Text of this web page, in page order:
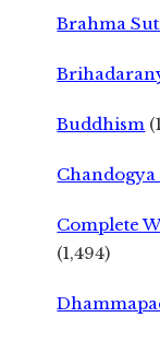
Brahma
Buddhism
Complete
(1,494)